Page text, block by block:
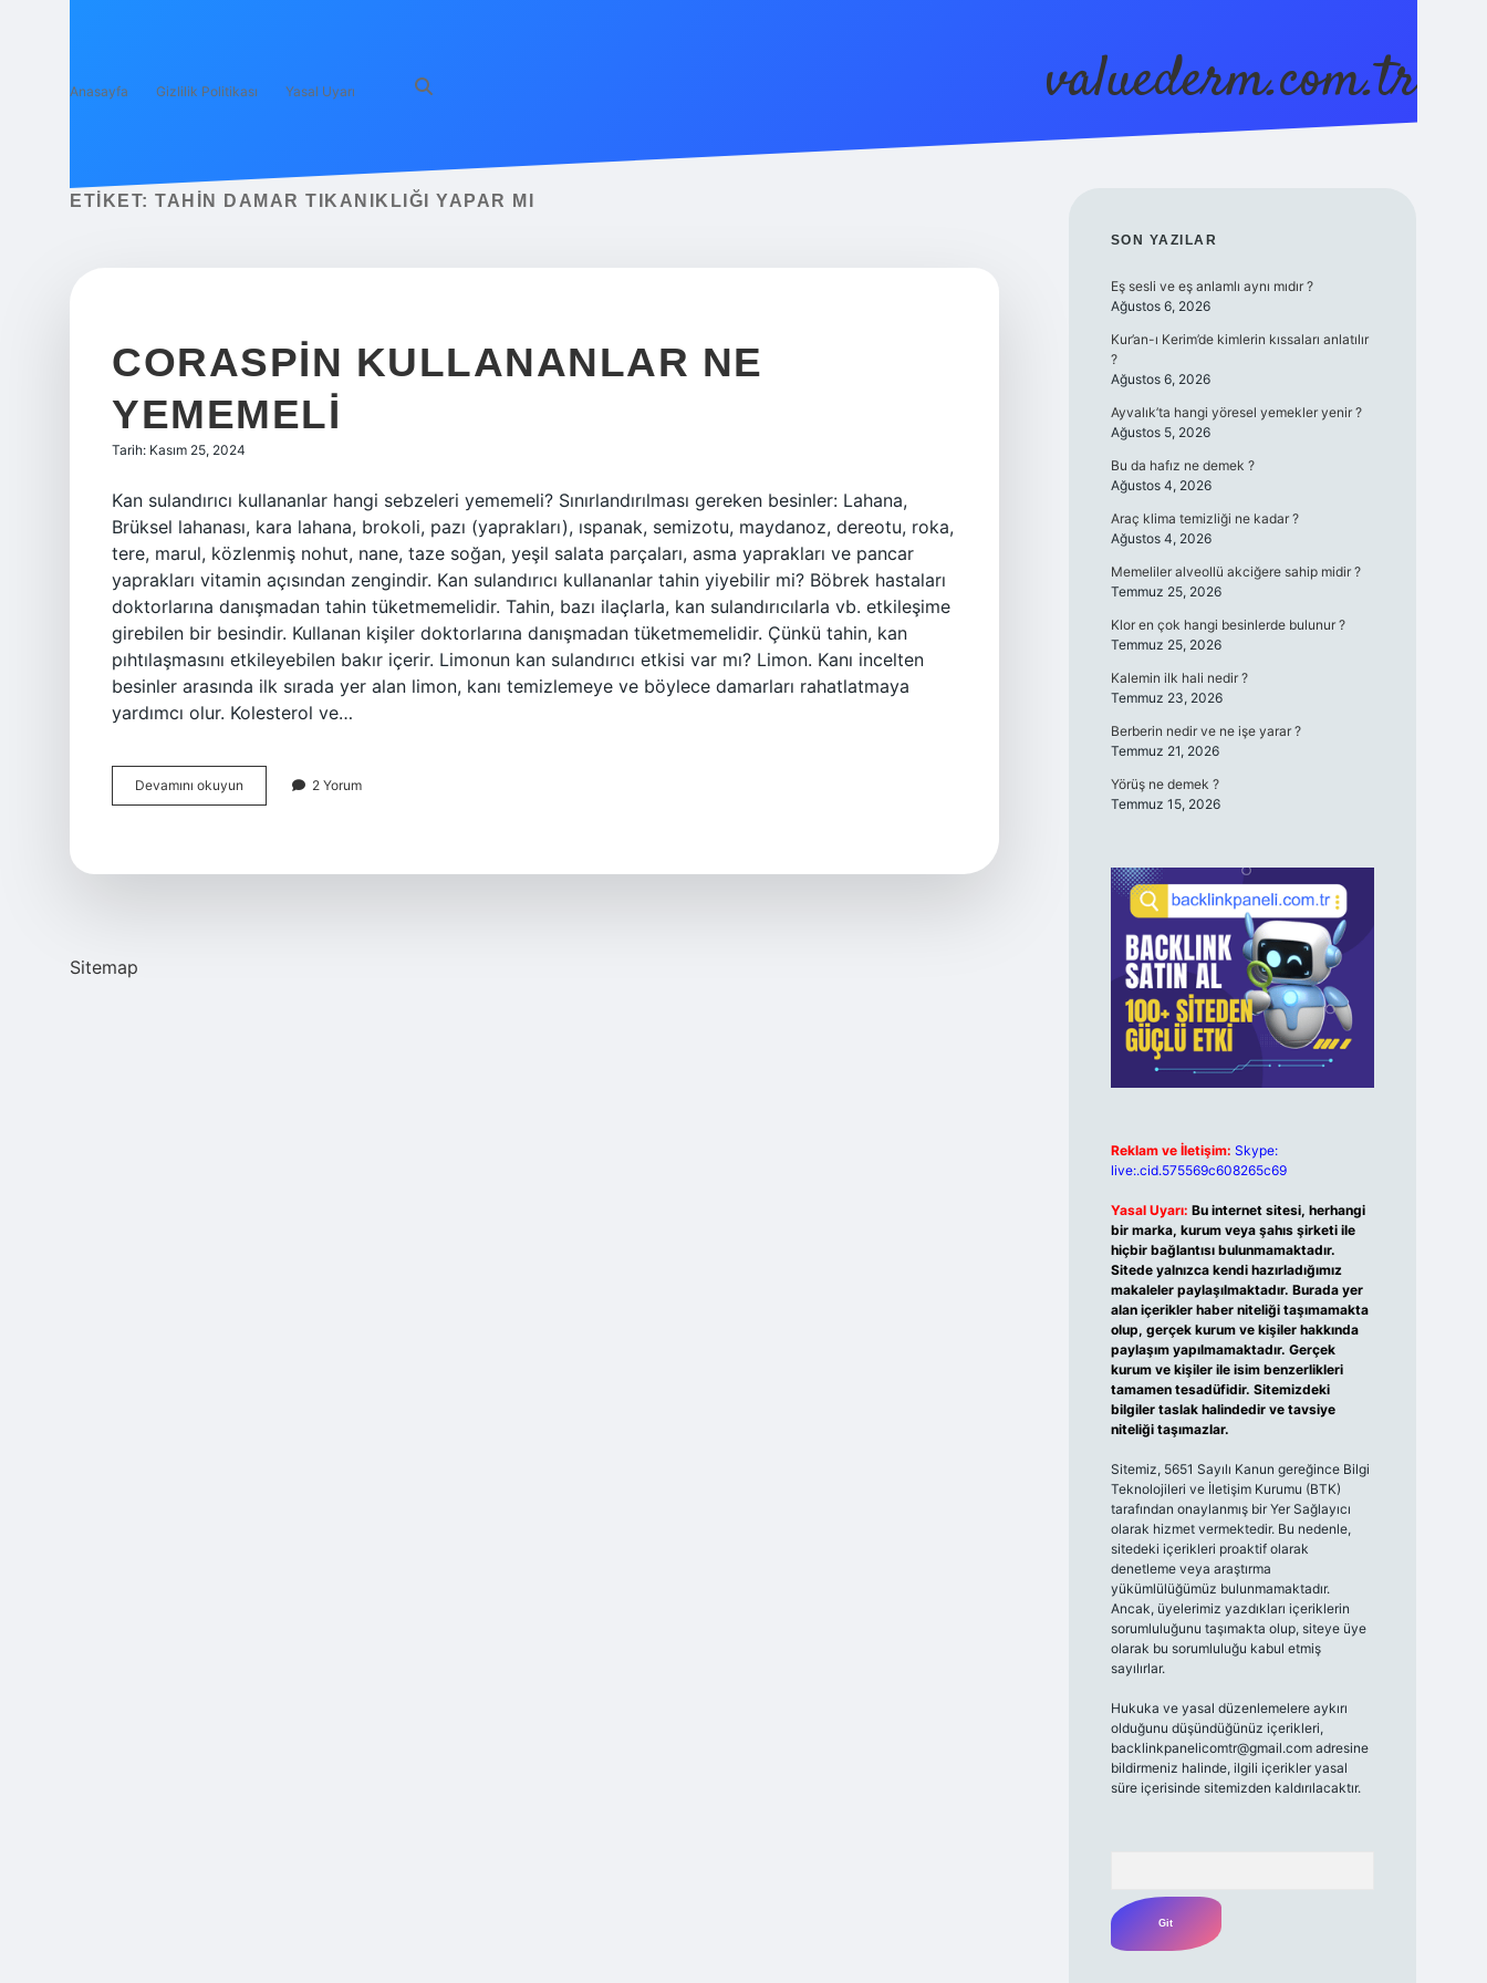
Anasayfa Gizlilik Politikası Yasal Uyarı valuederm.com.tr
ETIKET: TAHIN DAMAR TIKANIKLIĞI YAPAR MI
CORASPIN KULLANANLAR NE
YEMEMELI
Tarih: Kasım 25, 2024
Kan sulandırıcı kullananlar hangi sebzeleri yememeli? Sınırlandırılması gereken besinler: Lahana,
Brüksel lahanası, kara lahana, brokoli, pazı (yaprakları), ıspanak, semizotu, maydanoz, dereotu, roka,
tere, marul, közlenmiş nohut, nane, taze soğan, yeşil salata parçaları, asma yaprakları ve pancar
yaprakları vitamin açısından zengindir. Kan sulandırıcı kullananlar tahin yiyebilir mi? Böbrek hastaları
doktorlarına danışmadan tahin tüketmemelidir. Tahin, bazı ilaçlarla, kan sulandırıcılarla vb. etkileşime
girebilen bir besindir. Kullanan kişiler doktorlarına danışmadan tüketmemelidir. Çünkü tahin, kan
pıhtılaşmasını etkileyebilen bakır içerir. Limonun kan sulandırıcı etkisi var mı? Limon. Kanı incelten
besinler arasında ilk sırada yer alan limon, kanı temizlemeye ve böylece damarları rahatlatmaya
yardımcı olur. Kolesterol ve…
Devamını okuyun Coraspin
Kullananlar
2 Yorum
Sitemap
SIDEBAR
SON YAZILAR
Eş sesli ve eş anlamlı aynı mıdır ?
Ağustos 6, 2026
Kur’an-ı Kerim’de kimlerin kıssaları anlatılır
?
Ağustos 6, 2026
Ayvalık’ta hangi yöresel yemekler yenir ?
Ağustos 5, 2026
Bu da hafız ne demek ?
Ağustos 4, 2026
Araç klima temizliği ne kadar ?
Ağustos 4, 2026
Memeliler alveollü akciğere sahip midir ?
Temmuz 25, 2026
Klor en çok hangi besinlerde bulunur ?
Temmuz 25, 2026
Kalemin ilk hali nedir ?
Temmuz 23, 2026
Berberin nedir ve ne işe yarar ?
Temmuz 21, 2026
Yörüş ne demek ?
Temmuz 15, 2026
Reklam ve İletişim: Skype:
live:.cid.575569c608265c69
Yasal Uyarı: Bu internet sitesi, herhangi
bir marka, kurum veya şahıs şirketi ile
hiçbir bağlantısı bulunmamaktadır.
Sitede yalnızca kendi hazırladığımız
makaleler paylaşılmaktadır. Burada yer
alan içerikler haber niteliği taşımamakta
olup, gerçek kurum ve kişiler hakkında
paylaşım yapılmamaktadır. Gerçek
kurum ve kişiler ile isim benzerlikleri
tamamen tesadüfidir. Sitemizdeki
bilgiler taslak halindedir ve tavsiye
niteliği taşımazlar.
Sitemiz, 5651 Sayılı Kanun gereğince Bilgi
Teknolojileri ve İletişim Kurumu (BTK)
tarafından onaylanmış bir Yer Sağlayıcı
olarak hizmet vermektedir. Bu nedenle,
sitedeki içerikleri proaktif olarak
denetleme veya araştırma
yükümlülüğümüz bulunmamaktadır.
Ancak, üyelerimiz yazdıkları içeriklerin
sorumluluğunu taşımakta olup, siteye üye
olarak bu sorumluluğu kabul etmiş
sayılırlar.
Hukuka ve yasal düzenlemelere aykırı
olduğunu düşündüğünüz içerikleri,
backlinkpanelicomtr@gmail.comadresine
bildirmeniz halinde, ilgili içerikler yasal
süre içerisinde sitemizden kaldırılacaktır.